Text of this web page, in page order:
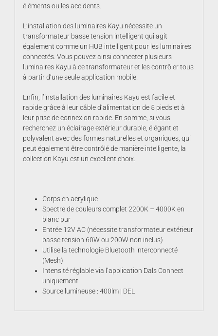
éléments ou les accidents.
L’installation des luminaires Kayu nécessite un
transformateur basse tension intelligent qui agit
également comme un HUB intelligent pour les luminaires
connectés. Vous pouvez ainsi connecter plusieurs
luminaires Kayu à ce transformateur et les contrôler tous
à partir d’une seule application mobile.
Enfin, l’installation des luminaires Kayu est facile et
rapide grâce à leur câble d’alimentation de 5 pieds et à
leur prise de connexion rapide. En somme, si vous
recherchez un éclairage extérieur durable, élégant et
polyvalent avec des formes naturelles et organiques, qui
peut également être contrôlé de manière intelligente, la
collection Kayu est un excellent choix.
Corps en acrylique
Spectre de couleurs complet 2200K – 4000K en
blanc pur
Entrée 12V AC (nécessite transformateur extérieur
basse tension 60W ou 200W non inclus)
Utilise la technologie Bluetooth interconnecté
(Mesh)
Intensité réglable via l’application Dals Connect
uniquement
Source lumineuse : 400lm | DEL